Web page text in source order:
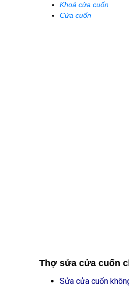
Khoá cửa cuốn
Cửa cuốn
Thợ sửa cửa cuốn
Sửa cửa cuốn